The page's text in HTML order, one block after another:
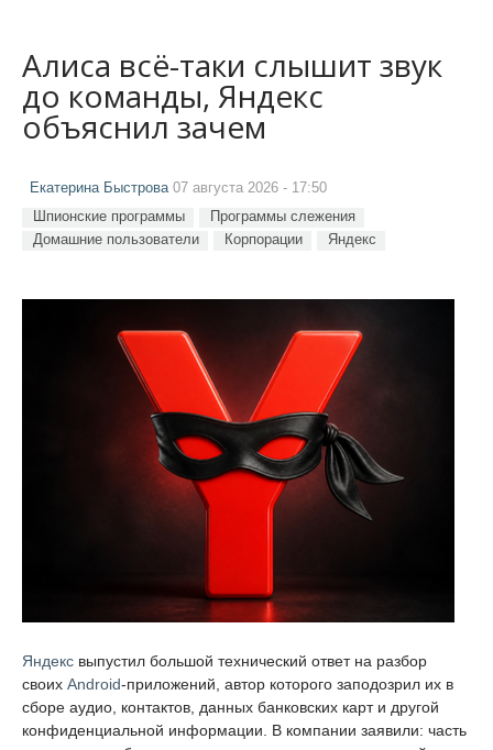
Алиса всё-таки слышит звук
до команды, Яндекс
объяснил зачем
Екатерина Быстрова 07 августа 2026 - 17:50
Шпионские программы
Программы слежения
Домашние пользователи
Корпорации Яндекс
Яндекс выпустил большой технический ответ на разбор
своих Android-приложений, автор которого заподозрил их в
сборе аудио, контактов, данных банковских карт и другой
конфиденциальной информации. В компании заявили: часть